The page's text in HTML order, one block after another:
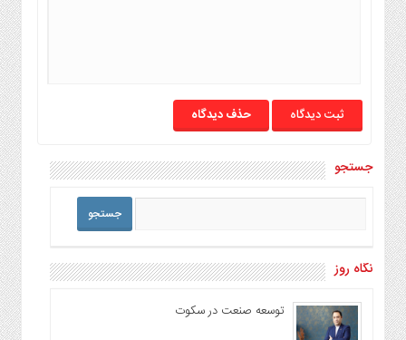
حذف دیدگاه
جستجو
نگاه روز
توسعه صنعت در سکوت